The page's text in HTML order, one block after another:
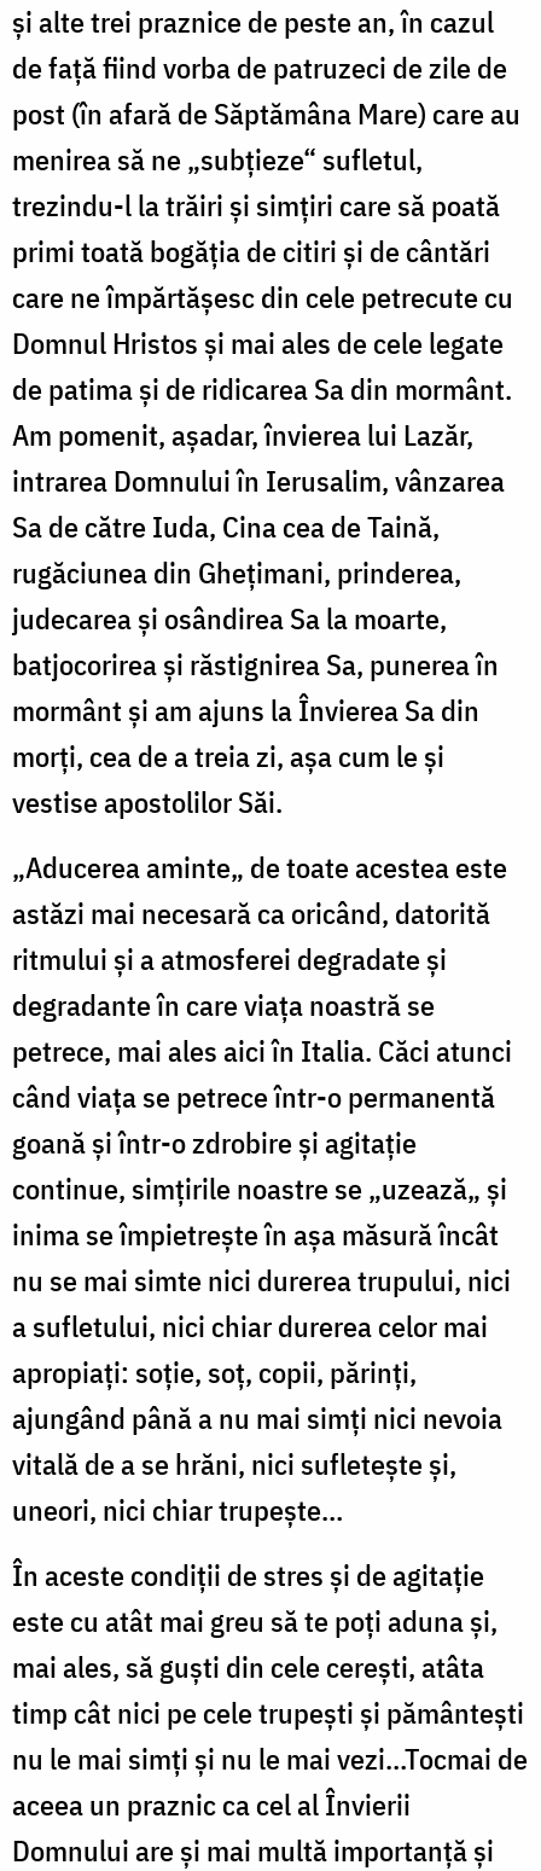
și alte trei praznice de peste an, în cazul
de față fiind vorba de patruzeci de zile de
post (în afară de Săptămâna Mare) care au
menirea să ne „subțieze“ sufletul,
trezindu-l la trăiri și simțiri care să poată
primi toată bogăția de citiri și de cântări
care ne împărtășesc din cele petrecute cu
Domnul Hristos și mai ales de cele legate
de patima și de ridicarea Sa din mormânt.
Am pomenit, așadar, învierea lui Lazăr,
intrarea Domnului în Ierusalim, vânzarea
Sa de către Iuda, Cina cea de Taină,
rugăciunea din Ghețimani, prinderea,
judecarea și osândirea Sa la moarte,
batjocorirea și răstignirea Sa, punerea în
mormânt și am ajuns la Învierea Sa din
morți, cea de a treia zi, așa cum le și
vestise apostolilor Săi.
„Aducerea aminte„ de toate acestea este
astăzi mai necesară ca oricând, datorită
ritmului și a atmosferei degradate și
degradante în care viața noastră se
petrece, mai ales aici în Italia. Căci atunci
când viața se petrece într-o permanentă
goană și într-o zdrobire și agitație
continue, simțirile noastre se „uzează„ și
inima se împietrește în așa măsură încât
nu se mai simte nici durerea trupului, nici
a sufletului, nici chiar durerea celor mai
apropiați: soție, soț, copii, părinți,
ajungând până a nu mai simți nici nevoia
vitală de a se hrăni, nici sufletește și,
uneori, nici chiar trupește…
În aceste condiții de stres și de agitație
este cu atât mai greu să te poți aduna și,
mai ales, să guști din cele cerești, atâta
timp cât nici pe cele trupești și pământești
nu le mai simți și nu le mai vezi…Tocmai de
aceea un praznic ca cel al Învierii
Domnului are și mai multă importanță și